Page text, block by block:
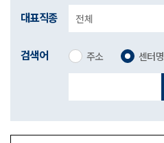
대표직종
검색어 주소 센터명